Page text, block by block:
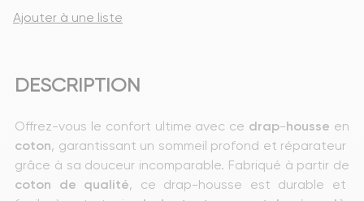
Ajouter à une liste
DESCRIPTION
Offrez-vous le confort ultime avec ce drap-housse en
coton, garantissant un sommeil profond et réparateur
grâce à sa douceur incomparable. Fabriqué à partir de
coton de qualité, ce drap-housse est durable et